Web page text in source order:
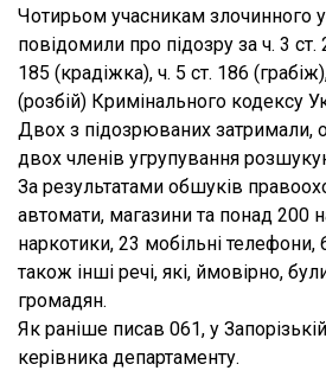
Чотирьом учасникам злочинного
повідомили про підозру за ч. 3 ст.
185 (крадіжка), ч. 5 ст. 186
(розбій) Кримінального кодексу
Двох з підозрюваних затримали,
двох членів угрупування
За результатами обшуків
автомати, магазини та понад 200
наркотики, 23 мобільні телефони,
також інші речі, які, ймовірно,
громадян.
Як раніше писав 061, у
керівника департаменту.